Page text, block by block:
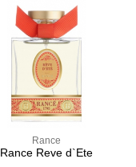
Rance
Rance Reve d`Ete